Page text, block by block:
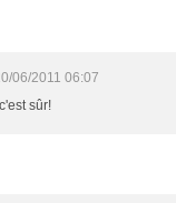
06/2011 06:07
sûr!